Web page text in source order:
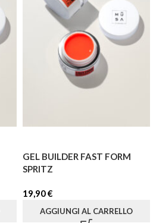
GEL BUILDER FAST FORM
SPRITZ
19,90€
AGGIUNGI AL CARRELLO